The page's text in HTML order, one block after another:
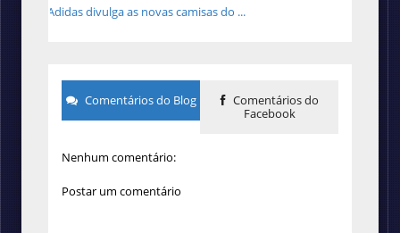
Adidas divulga as novas camisas do ...
Comentários do Blog
Comentários do
Facebook
Nenhum comentário:
Postar um comentário